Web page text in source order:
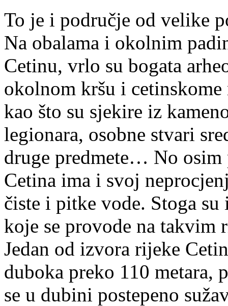
To je i područje od velike
Na obalama i okolnim
Cetinu, vrlo su bogata
okolnom kršu i
kao što su sjekire iz
legionara, osobne stvari
druge predmete… No osim
Cetina ima i svoj
čiste i pitke vode. Stoga
koje se provode na
Jedan od izvora rijeke
duboka preko 110 metara,
se u dubini postepeno